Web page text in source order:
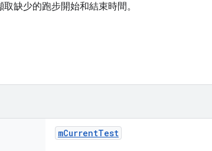
缺少的跑步開始和結束時間。
mCurrentTest